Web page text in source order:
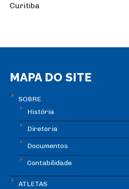
Curitiba
MAPA DO SITE
SOBRE
História
Diretoria
Documentos
Contabilidade
ATLETAS